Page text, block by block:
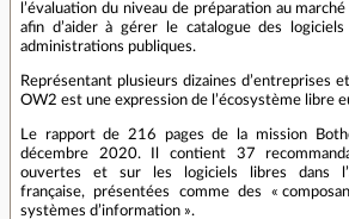
l’évaluation du niveau de préparation au
afin d’aider à gérer le catalogue des
administrations publiques.
Représentant plusieurs dizaines d’entreprises
OW2 est une expression de l’écosystème libre
Le rapport de 216 pages de la mission
décembre 2020. Il contient 37
ouvertes et sur les logiciels libres dans
française, présentées comme des «
systèmes d’information ».